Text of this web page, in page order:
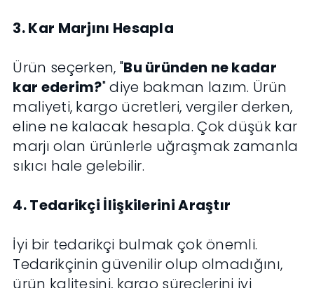
3. Kar Marjını Hesapla
Ürün seçerken, "Bu üründen ne kadar
kar ederim?" diye bakman lazım. Ürün
maliyeti, kargo ücretleri, vergiler derken,
eline ne kalacak hesapla. Çok düşük kar
marjı olan ürünlerle uğraşmak zamanla
sıkıcı hale gelebilir.
4. Tedarikçi İlişkilerini Araştır
İyi bir tedarikçi bulmak çok önemli.
Tedarikçinin güvenilir olup olmadığını,